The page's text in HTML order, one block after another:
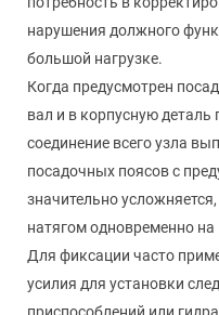
нарушения должного
большой нагрузке.
Когда предусмотрен
вал и в корпусную деталь
соединение всего узла
посадочных поясов с
значительно
натягом одновременно
Для фиксации часто
усилия для установки